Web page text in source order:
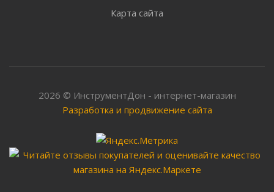
Карта сайта
2026 © ИнструментДон - интернет-магазин
Разработка и продвижение сайта